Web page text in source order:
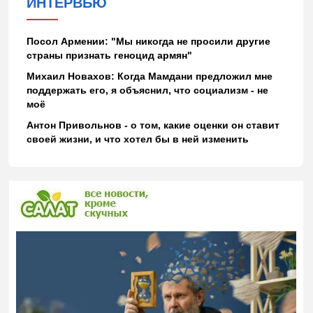
Посол Армении: "Мы никогда не просили другие
страны признать геноцид армян"
Михаил Новахов: Когда Мамдани предложил мне
поддержать его, я объяснил, что социализм - не
моё
Антон Привольнов - о том, какие оценки он ставит
своей жизни, и что хотел бы в ней изменить